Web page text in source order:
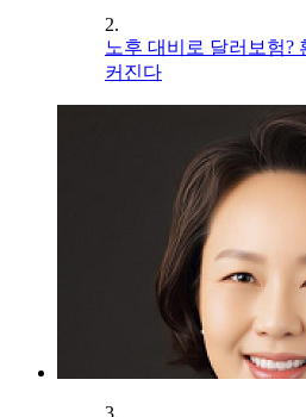
2.
노후 대비로 달러보험?
커진다